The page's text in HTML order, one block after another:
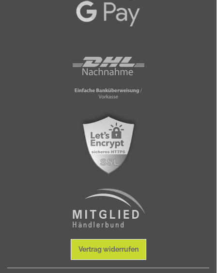
Vertrag widerrufen